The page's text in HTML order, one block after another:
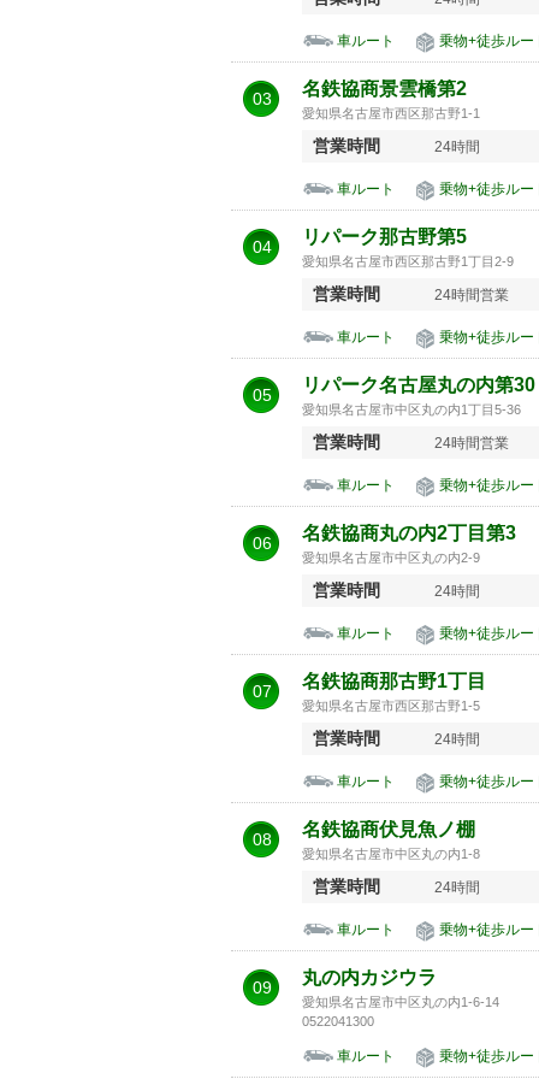
車ルート 乗物+徒歩ルー
03 名鉄協商景雲橋第2
愛知県名古屋市西区那古野1-1
営業時間 24時間
車ルート 乗物+徒歩ルー
04 リパーク那古野第5
愛知県名古屋市西区那古野1丁目2-9
営業時間 24時間営業
車ルート 乗物+徒歩ルー
05 リパーク名古屋丸の内第30
愛知県名古屋市中区丸の内1丁目5-36
営業時間 24時間営業
車ルート 乗物+徒歩ルー
06 名鉄協商丸の内2丁目第3
愛知県名古屋市中区丸の内2-9
営業時間 24時間
車ルート 乗物+徒歩ルー
07 名鉄協商那古野1丁目
愛知県名古屋市西区那古野1-5
営業時間 24時間
車ルート 乗物+徒歩ルー
08 名鉄協商伏見魚ノ棚
愛知県名古屋市中区丸の内1-8
営業時間 24時間
車ルート 乗物+徒歩ルー
09 丸の内カジウラ
愛知県名古屋市中区丸の内1-6-14
0522041300
車ルート 乗物+徒歩ルー